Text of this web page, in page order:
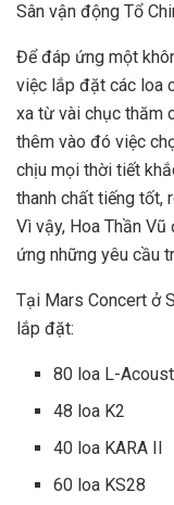
Sân vận động Tổ
Để đáp ứng một
việc lắp đặt các loa
xa từ vài chục thăm
thêm vào đó việc
chịu mọi thời tiết
thanh chất tiếng tốt,
Vì vậy, Hoa Thần
ứng những yêu cầu
Tại Mars Concert ở
lắp đặt:
80 loa L-
48 loa K2
40 loa KARA II
60 loa KS28